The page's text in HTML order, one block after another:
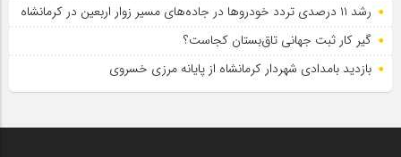
رشد ۱۱ درصدی تردد خودروها در جاده‌های مسیر زوار اربعین در کرمانشاه
گیر کار ثبت جهانی تاق‌بستان کجاست؟
بازدید بامدادی شهردار کرمانشاه از پایانه مرزی خسروی